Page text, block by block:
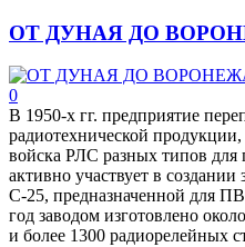
ОТ ДУНАЯ ДО
0
В 1950-х гг. предприятие
радиотехнической
войска РЛС разных типов
активно участвует в
С-25, предназначенной для
год заводом изготовлено
и более 1300 радиорелейных